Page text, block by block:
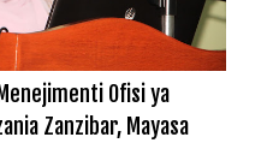
Ofisi ya
Zanzibar, Mayasa